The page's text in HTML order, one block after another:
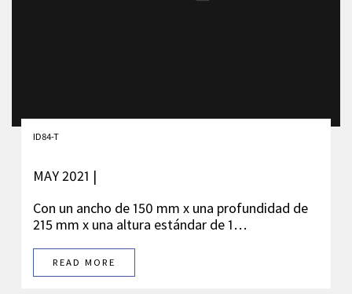
ID84-T
MAY 2021 |
Con un ancho de 150 mm x una profundidad de
215 mm x una altura estándar de 1…
READ MORE